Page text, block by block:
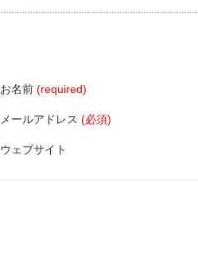
お名前 (required)
メールアドレス (必須)
ウェブサイト